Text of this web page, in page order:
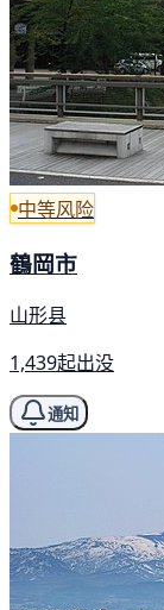
中等风险
鶴岡市
山形县
1,439起出没
通知